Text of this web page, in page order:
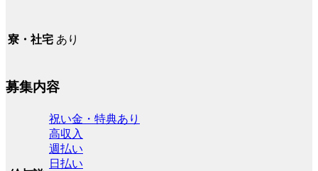
寮・社宅 あり
募集内容
祝い金・特典あり
高収入
週払い
日払い